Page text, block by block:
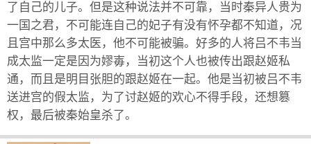
了自己的儿子。但是这种说法并不可靠，当时秦异人贵为
一国之君，不可能连自己的妃子有没有怀孕都不知道，况
且宫中那么多太医，他不可能被骗。好多的人将吕不韦当
成太监一定是因为嫪毐，当初这个人也被传出跟赵姬私
通，而且是明目张胆的跟赵姬在一起。他是当初被吕不韦
送进宫的假太监，为了讨赵姬的欢心不得手段，还想篡
权，最后被秦始皇杀了。